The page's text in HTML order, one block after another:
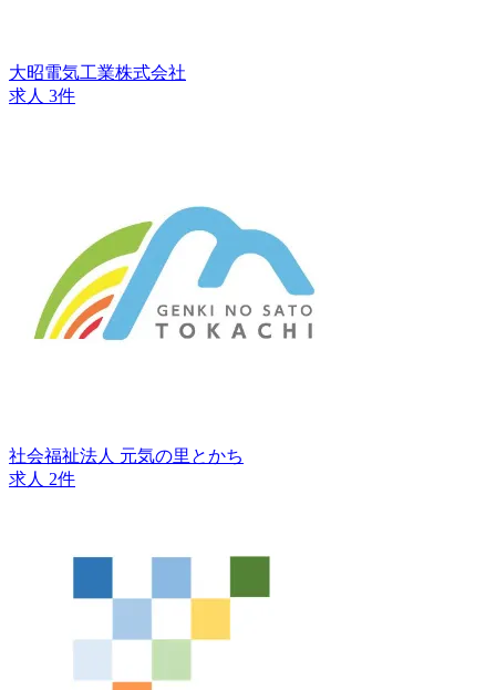
大昭電気工業株式会社
求人 3件
社会福祉法人 元気の里とかち
求人 2件